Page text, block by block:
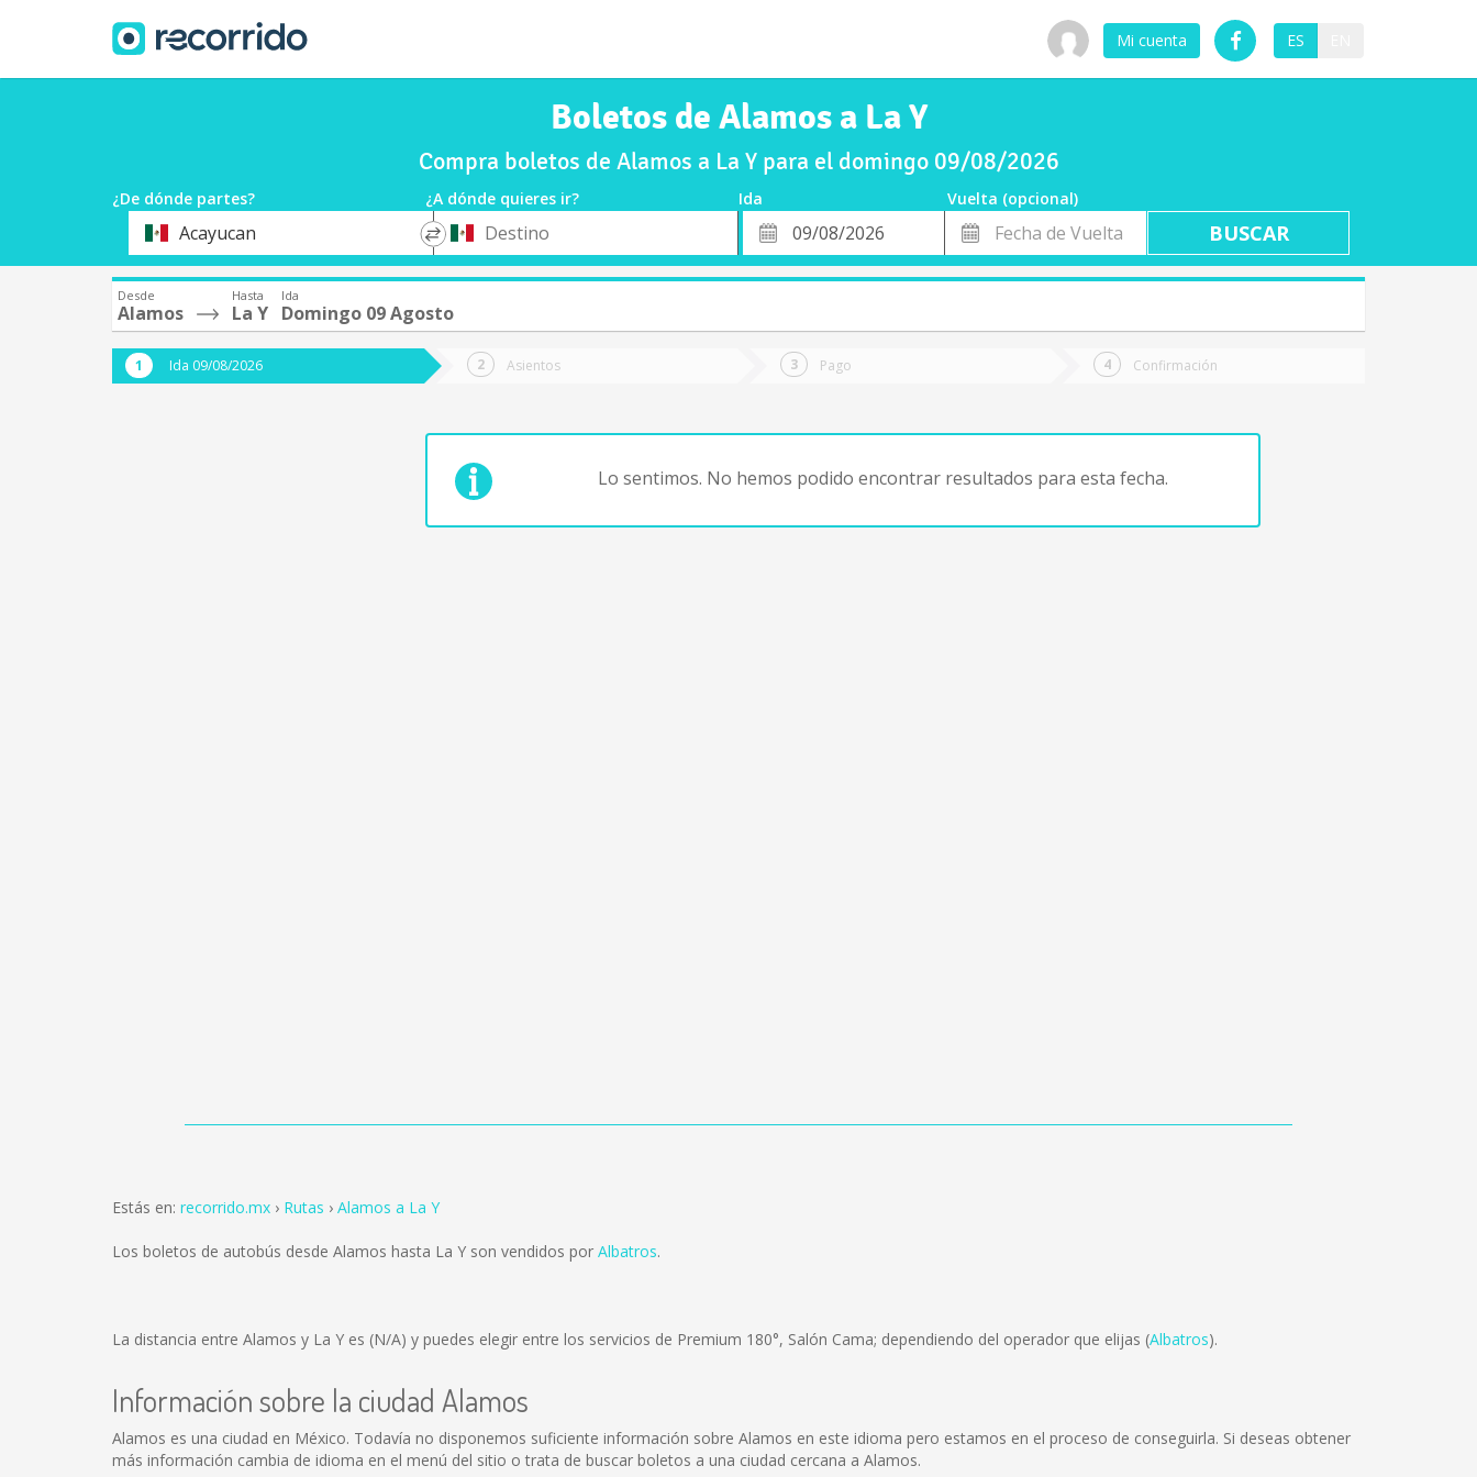
Mi cuenta ES
Boletos de Alamos a La Y
Compra boletos de Alamos a La Y para el domingo 09/08/2026
¿De dónde partes? ¿A dónde quieres ir? Ida
Vuelta (opcional)
OrigenAcayucan
*
Destino
Fecha
de
Fecha
de
Vuelta
Desde
Alamos
Hasta
La Y
Ida
Domingo 09 Agosto
Ida 09/08/2026 Asientos Pago Confirmación
Lo sentimos. No hemos podido encontrar resultados para esta fecha.
Estás en: recorrido.mx Rutas Alamos a La Y
Los boletos de autobús desde Alamos hasta La Y son vendidos por Albatros.
La distancia entre Alamos y La Y es (N/A) y puedes elegir entre los servicios de Premium 180°, Salón Cama; dependiendo del operador que elijas (Albatros).
Información sobre la ciudad Alamos
Alamos es una ciudad en México. Todavía no disponemos suficiente información sobre Alamos en este idioma pero estamos en el proceso de conseguirla. Si deseas obtener
más información cambia de idioma en el menú del sitio o trata de buscar boletos a una ciudad cercana a Alamos.